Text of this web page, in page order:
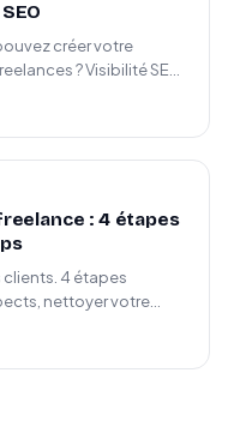
créer votre
? Visibilité SEO
: 4 étapes
clients. 4 étapes
nettoyer votre